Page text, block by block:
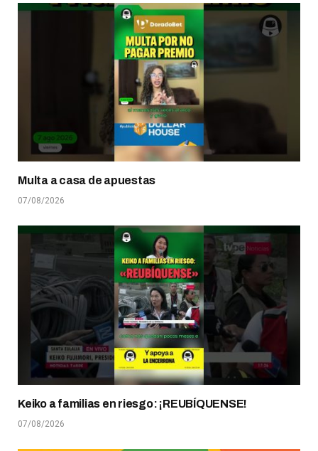
Multa a casa de apuestas
07/08/2026
Keiko a familias en riesgo: ¡REUBÍQUENSE!
07/08/2026